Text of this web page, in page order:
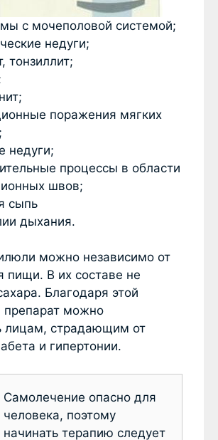
с мочеполовой системой;
недуги;
тонзиллит;
поражения мягких
недуги;
процессы в области
швов;
сыпь
дыхания.
можно независимо от
пищи. В их составе не
Благодаря этой
препарат можно
лицам, страдающим от
и гипертонии.
Самолечение опасно для
человека, поэтому
начинать терапию следует